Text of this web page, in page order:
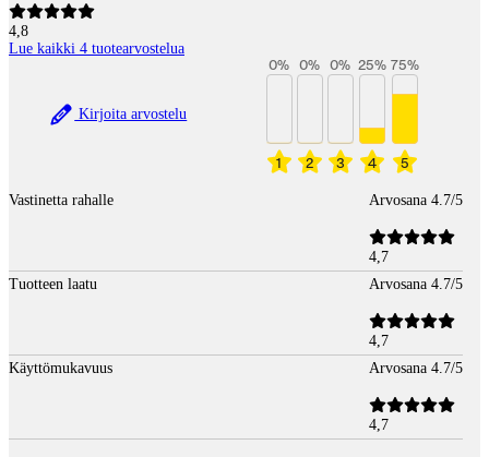
4,8
Lue kaikki 4 tuotearvostelua
Kirjoita arvostelu
1
0%
2
0%
3
0%
4
25%
5
75%
Vastinetta rahalle Arvosana 4.7/5
4,7
Tuotteen laatu
Arvosana 4.7/5
4,7
Käyttömukavuus
Arvosana 4.7/5
4,7